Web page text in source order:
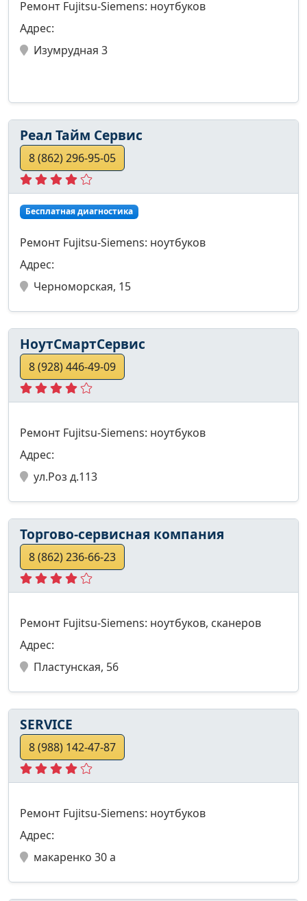
Ремонт Fujitsu-Siemens: ноутбуков
Адрес:
Изумрудная 3
Реал Тайм Сервис
8 (862) 296-95-05
Бесплатная диагностика
Ремонт Fujitsu-Siemens: ноутбуков
Адрес:
Черноморская, 15
НоутСмартСервис
8 (928) 446-49-09
Ремонт Fujitsu-Siemens: ноутбуков
Адрес:
ул.Роз д.113
Торгово-сервисная компания
8 (862) 236-66-23
Ремонт Fujitsu-Siemens: ноутбуков, сканеров
Адрес:
Пластунская, 56
SERVICE
8 (988) 142-47-87
Ремонт Fujitsu-Siemens: ноутбуков
Адрес:
макаренко 30 а